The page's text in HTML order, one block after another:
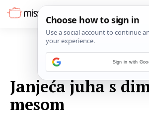
Janjeća juha s
mesom
Sign in with